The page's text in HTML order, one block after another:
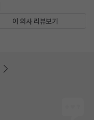
이 의사 리뷰보기